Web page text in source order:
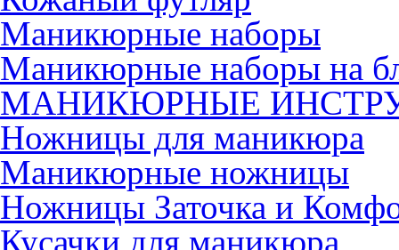
Маникюрные наборы
Маникюрные наборы на
МАНИКЮРНЫЕ
Ножницы для маникюра
Маникюрные ножницы
Ножницы Заточка и
Кусачки для маникюра